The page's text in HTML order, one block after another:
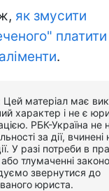
як змусити
платити
.
матеріал має
характер і не є
РБК-Україна не
за дії, вчинені
У разі потреби в
тлумаченні
звернутися до
юриста.